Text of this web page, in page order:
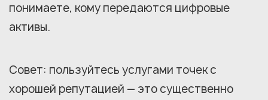
понимаете, кому передаются цифровые
активы.
Совет: пользуйтесь услугами точек с
хорошей репутацией — это существенно